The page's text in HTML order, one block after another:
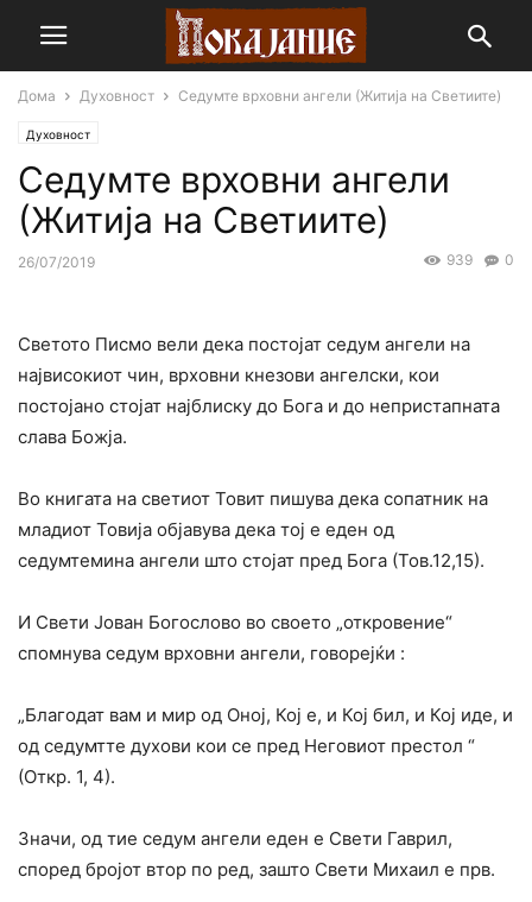
Дома Духовност Седумте врховни ангели (Житија на Светиите)
Духовност
Седумте врховни ангели
(Житија на Светиите)
26/07/2019 0
939
Светото Писмо вели дека постојат седум ангели на
највисокиот чин, врховни кнезови ангелски, кои
постојано стојат најблиску до Бога и до непристапната
слава Божја.
Во книгата на светиот Товит пишува дека сопатник на
младиот Товија објавува дека тој е еден од
седумтемина ангели што стојат пред Бога (Тов.12,15).
И Свети Јован Богослово во своето „откровение“
спомнува седум врховни ангели, говорејќи :
„Благодат вам и мир од Оној, Кој е, и Кој бил, и Кој иде, и
од седумтте духови кои се пред Неговиот престол “
(Откр. 1, 4).
Значи, од тие седум ангели еден е Свети Гаврил,
според бројот втор по ред, зашто Свети Михаил е прв.